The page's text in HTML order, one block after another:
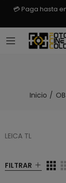
💳 Paga hasta
Inicio
LEICA TL
FILTRAR